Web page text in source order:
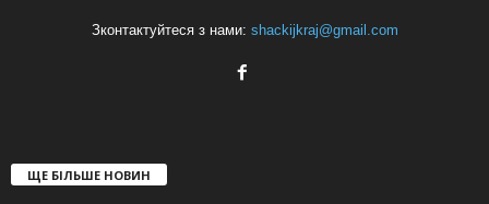
Зконтактуйтеся з нами: shackijkraj@gmail.com
ЩЕ БІЛЬШЕ НОВИН